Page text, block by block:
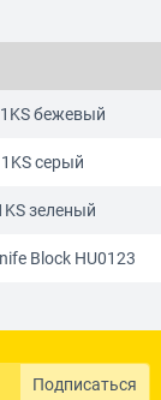
бежевый
серый
зеленый
Block HU0123
Подписаться